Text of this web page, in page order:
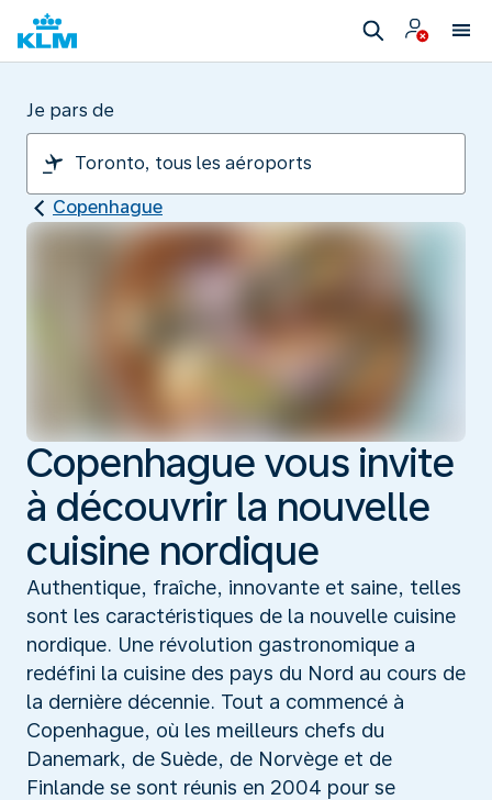
Je pars de
Copenhague
Copenhague vous invite
à découvrir la nouvelle
cuisine nordique
Authentique, fraîche, innovante et saine, telles
sont les caractéristiques de la nouvelle cuisine
nordique. Une révolution gastronomique a
redéfini la cuisine des pays du Nord au cours de
la dernière décennie. Tout a commencé à
Copenhague, où les meilleurs chefs du
Danemark, de Suède, de Norvège et de
Finlande se sont réunis en 2004 pour se